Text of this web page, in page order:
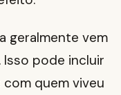
geralmente vem
pode incluir
quem viveu